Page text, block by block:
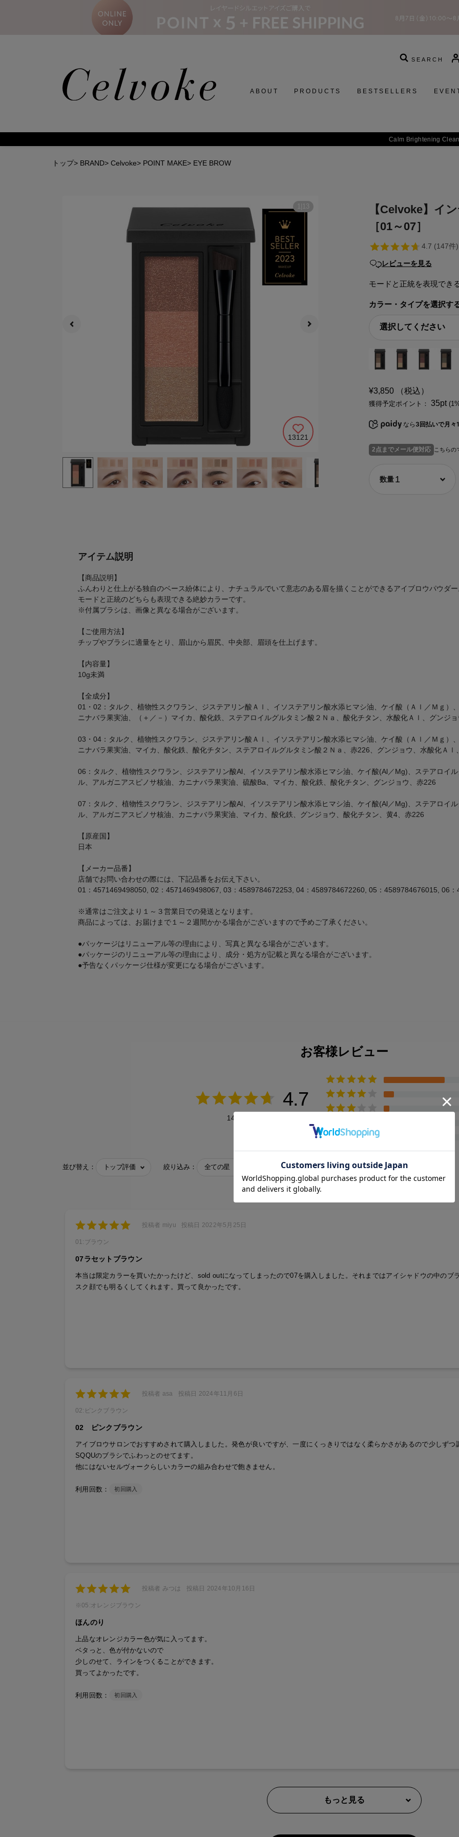
SEARCH
ABOUT PRODUCTS BESTSELLERS
美容オイルで洗う贅沢。揺るがない、透明感を素
トップ> BRAND> Celvoke> POINT MAKE> EYE BROW
1 13
13121
【Celvoke】イ
［01～07］
レビューを見る
モードと正統を表現でき
カラー・タイプを選択す
¥3,850 （税込）
獲得予定ポイント： 35pt
なら 3回払いで月々
2点までメール便対応 こちらの
アイテム説明
【商品説明】
ふんわりと仕上がる独自のベース紛体により、ナチュラルでいて意志のある眉を描くことができるアイブロウパウダー
モードと正統のどちらも表現できる絶妙カラーです。
※付属ブラシは、画像と異なる場合がございます。
【ご使用方法】
チップやブラシに適量をとり、眉山から眉尻、中央部、眉頭を仕上げます。
【内容量】
10g未満
【全成分】
01・02：タルク、植物性スクワラン、ジステアリン酸Ａｌ、イソステアリン酸水添ヒマシ油、ケイ酸（Ａｌ／Ｍｇ）
ニナバラ果実油、（＋／－）マイカ、酸化鉄、ステアロイルグルタミン酸２Ｎａ、酸化チタン、水酸化Ａｌ、グンジョ
03・04：タルク、植物性スクワラン、ジステアリン酸Ａｌ、イソステアリン酸水添ヒマシ油、ケイ酸（Ａｌ／Ｍｇ）
ニナバラ果実油、マイカ、酸化鉄、酸化チタン、ステアロイルグルタミン酸２Ｎａ、赤226、グンジョウ、水酸化Ａ
06：タルク、植物性スクワラン、ジステアリン酸Al、イソステアリン酸水添ヒマシ油、ケイ酸(Al／Mg)、ステアロイ
ル、アルガニアスピノサ核油、カニナバラ果実油、硫酸Ba、マイカ、酸化鉄、酸化チタン、グンジョウ、赤226
07：タルク、植物性スクワラン、ジステアリン酸Al、イソステアリン酸水添ヒマシ油、ケイ酸(Al／Mg)、ステアロイ
ル、アルガニアスピノサ核油、カニナバラ果実油、マイカ、酸化鉄、グンジョウ、酸化チタン、黄4、赤226
【原産国】
日本
【メーカー品番】
店舗でお問い合わせの際には、下記品番をお伝え下さい。
01：4571469498050, 02：4571469498067, 03：4589784672253, 04：4589784672260, 05：4589784676015, 06
※通常はご注文より１～３営業日での発送となります。
商品によっては、お届けまで１～２週間かかる場合がございますので予めご了承ください。
●パッケージはリニューアル等の理由により、写真と異なる場合がございます。
●パッケージのリニューアル等の理由により、成分・処方が記載と異なる場合がございます。
●予告なくパッケージ仕様が変更になる場合がございます。
お客様レビュー